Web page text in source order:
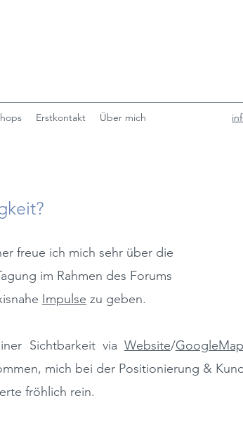
Erstkontakt Über mich
freue ich mich sehr über die
im Rahmen des Forums
Impulse zu geben.
Sichtbarkeitvia Website/Google
mich bei der Positionierung & K
fröhlich rein.